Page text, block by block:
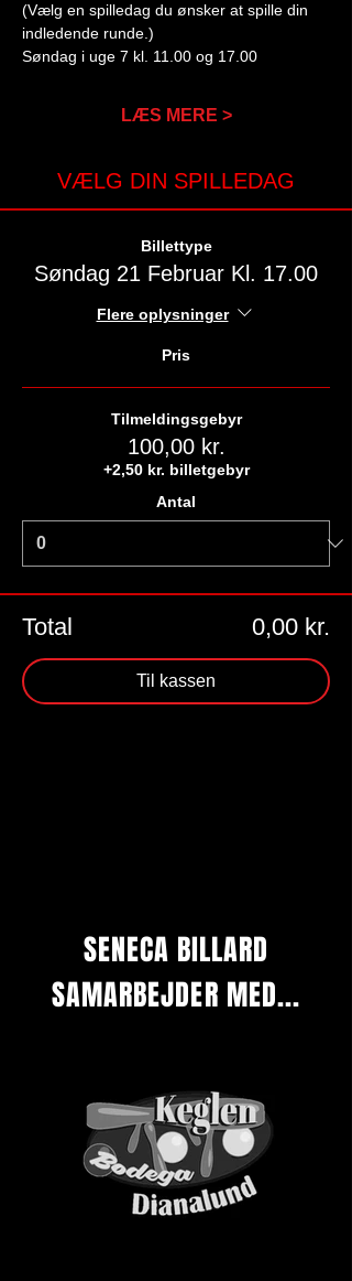
(Vælg en spilledag du ønsker at spille din
indledende runde.)
Søndag i uge 7 kl. 11.00 og 17.00
LÆS MERE >
VÆLG DIN SPILLEDAG
Billettype
Søndag 21 Februar Kl. 17.00
Flere oplysninger
Pris
Tilmeldingsgebyr
100,00 kr.
+2,50 kr. billetgebyr
Antal
Total 0,00 kr.
Til kassen
SENECA BILLARD
SAMARBEJDER MED...